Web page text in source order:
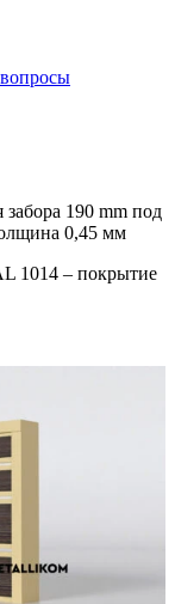
190 mm под
0,45 мм
1014 – покрытие